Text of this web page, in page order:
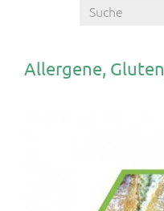
Allergene,